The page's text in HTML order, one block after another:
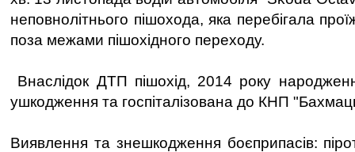
неповнолітнього пішохода, яка перебігала
поза межами пішохідного переходу.
Внаслідок ДТП пішохід, 2014 року
ушкодження та госпіталізована до КНП
Виявлення та знешкодження боєприпасів: